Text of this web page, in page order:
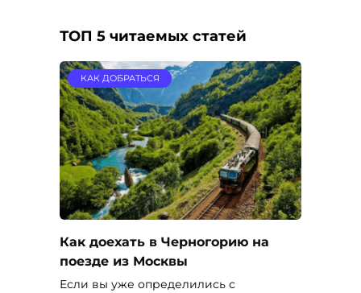
ТОП 5 читаемых статей
КАК ДОБРАТЬСЯ
Как доехать в Черногорию на
поезде из Москвы
Если вы уже определились с